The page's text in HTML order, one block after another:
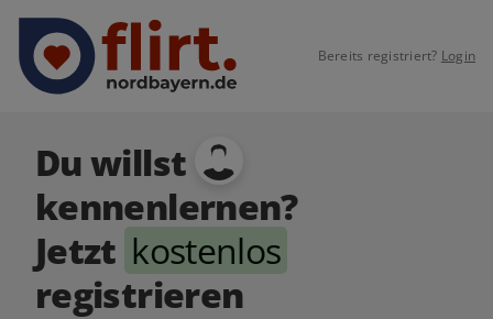
Bereits registriert? Login
Du willst
kennenlernen?
Jetzt kostenlos
registrieren